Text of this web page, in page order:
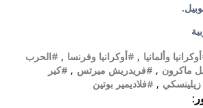
وألمانيا , #أوكرانيا وفرنسا , #الحرب
ماكرون , #فريدريش ميرتس , #كير
زيلينسكي , #فلاديمير بوتين